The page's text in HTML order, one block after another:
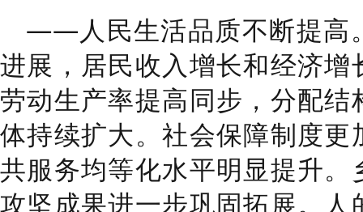
——人民生活品质不断提高
进展， 居民收入增长和经济
劳动生产率提高同步，分配
体持续扩大。社会保障制度更
共服务均等化水平明显提升。
攻坚成果进一步巩固拓展。
人